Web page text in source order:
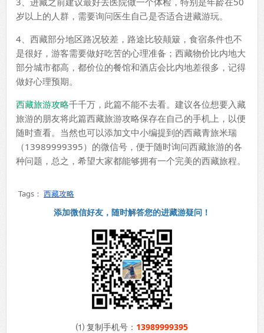
岁以上的人群，需要询问医生自己是否适合进藏游玩。
4、西藏部分地区路况较差，路途比较颠簸，食宿条件也不
是很好，游客需要做好吃苦的心理准备；西藏物价比内地大
部分城市都高，都价位的餐馆和酒店会比内地差很多，记得
做好心理预期。
西藏旅游攻略千千万，此篇不能不去看。建议各位想要入藏
旅游的朋友将此篇西藏旅游攻略保存在自己的手机上，以便
随时查看。当然也可以添加文中小编提到的西藏青旅米瑞
（13989999395）的微信号，便于随时询问西藏旅游的各
种问题，总之，希望大家都能够拥有一个完美的西藏旅程。
Tags： 西藏攻略
添加微信好友，随时解答您的进藏游疑问！
⑴ 复制手机号： 13989999395